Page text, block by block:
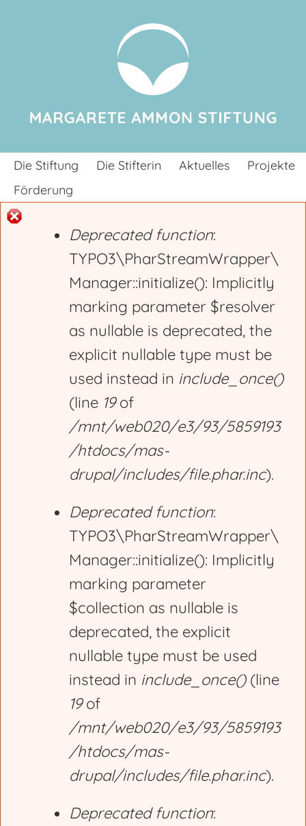
Die Stiftung Die Stifterin Aktuelles
Projekte
Förderung
Deprecated function:
TYPO3\PharStreamWrapper\
Manager::initialize(): Implicitly
marking parameter $resolver
as nullable is deprecated, the
explicit nullable type must be
used instead in include_once()
(line 19of
/mnt/web020/e3/93/5859193
/htdocs/mas-
drupal/includes/file.phar.inc).
Deprecated function:
TYPO3\PharStreamWrapper\
Manager::initialize(): Implicitly
marking parameter
$collection as nullable is
deprecated, the explicit
nullable type must be used
instead in include_once()(line
19of
/mnt/web020/e3/93/5859193
/htdocs/mas-
drupal/includes/file.phar.inc).
Deprecated function: